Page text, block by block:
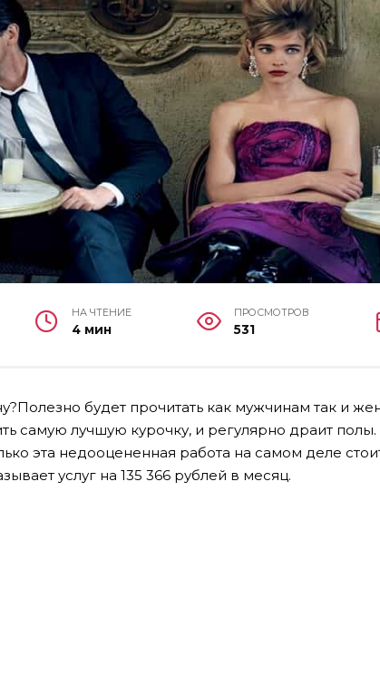
НА ЧТЕНИЕ
4 мин
ПРОСМОТРОВ
531
будет прочитать как мужчинам так и
самую лучшую курочку, и регулярно драит полы.
эта недооцененная работа на самом деле
услуг на 135 366 рублей в месяц.